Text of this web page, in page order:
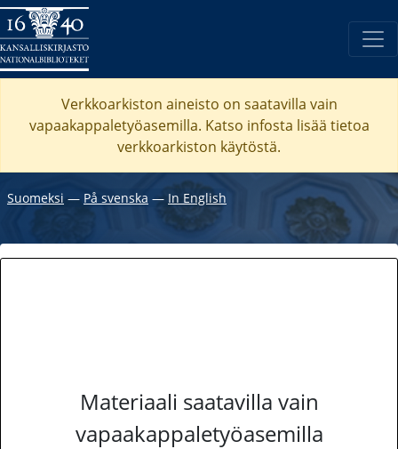
Verkkoarkiston aineisto on saatavilla vain
vapaakappaletyöasemilla. Katso infosta lisää tietoa
verkkoarkiston käytöstä.
Suomeksi ― På svenska ― In English
Materiaali saatavilla vain
vapaakappaletyöasemilla